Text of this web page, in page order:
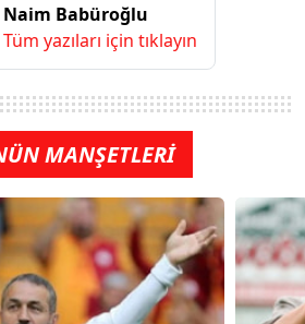
Naim Babüroğlu
Tüm yazıları için tıklayın
MANŞETLERİ